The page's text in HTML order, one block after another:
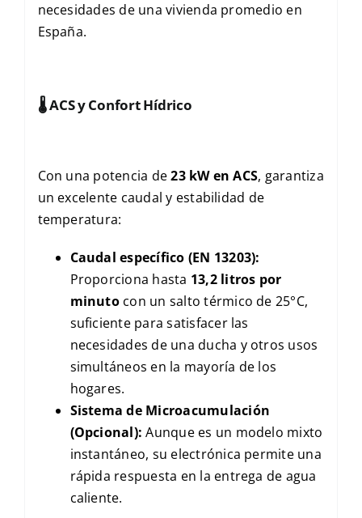
necesidades de una vivienda promedio en
España.
🌡️ACS y Confort Hídrico
Con una potencia de23 kW en ACS, garantiza
un excelente caudal y estabilidad de
temperatura:
Caudal específico (EN 13203):
Proporciona hasta 13,2 litros por
minutocon un salto térmico de 25°C,
suficiente para satisfacer las
necesidades de una ducha y otros usos
simultáneos en la mayoría de los
hogares.
Sistema de Microacumulación
(Opcional): Aunque es un modelo mixto
instantáneo, su electrónica permite una
rápida respuesta en la entrega de agua
caliente.